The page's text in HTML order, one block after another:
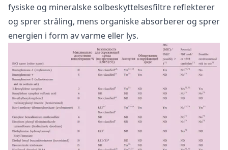
fysiske og mineralske solbeskyttelsesfiltre reflekterer
og sprer stråling, mens organiske absorberer og sprer
energien i form av varme eller lys.